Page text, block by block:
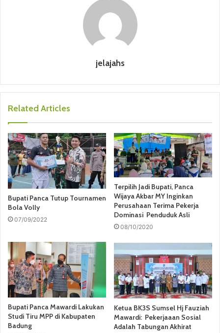
jelajahs
Related Articles
Bupati Panca Tutup Tournamen
Bola Volly
07/09/2022
Terpilih Jadi Bupati, Panca
Wijaya Akbar MY Inginkan
Perusahaan Terima Pekerja
Dominasi Penduduk Asli
08/10/2020
Bupati Panca Mawardi Lakukan
Studi Tiru MPP di Kabupaten
Badung
Ketua BK3S Sumsel Hj Fauziah
Mawardi: Pekerjaaan Sosial
Adalah Tabungan Akhirat